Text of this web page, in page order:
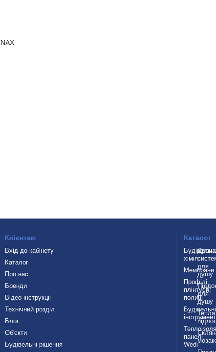
Клієнтам
Вхід до кабінету
Каталог
Про нас
Бренди
Відео інструкціі
Технічний розділ
Блог
Об'єкти
Будівельні рішення
Каталог
хімія
Мембрани
Профілі,
плінтуси,
полиці
Будівельні
панелі
Wedi
для
душу
для
душу
Тепла